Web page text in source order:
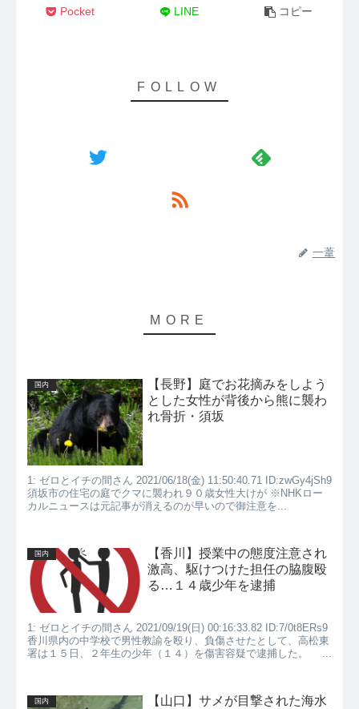
Pocket LINE コピー
一葦
国内
【長野】庭でお花摘みをしよう
とした女性が背後から熊に襲わ
れ骨折・須坂
1: ゼロとイチの間さん 2021/06/18(金) 11:50:40.71 ID:zwGy4jSh9
須坂市の住宅の庭でクマに襲われ９０歳女性大けが ※NHKロー
カルニュースは元記事が消えるのが早いので御注意を...
国内
【香川】授業中の態度注意され
激高、駆けつけた担任の脇腹殴
る…１４歳少年を逮捕
1: ゼロとイチの間さん 2021/09/19(日) 00:16:33.82 ID:7/0t8ERs9
香川県内の中学校で男性教諭を殴り、負傷させたとして、高松東
署は１５日、２年生の少年（１４）を傷害容疑で逮捕した。 ...
国内
【山口】サメが目撃された海水